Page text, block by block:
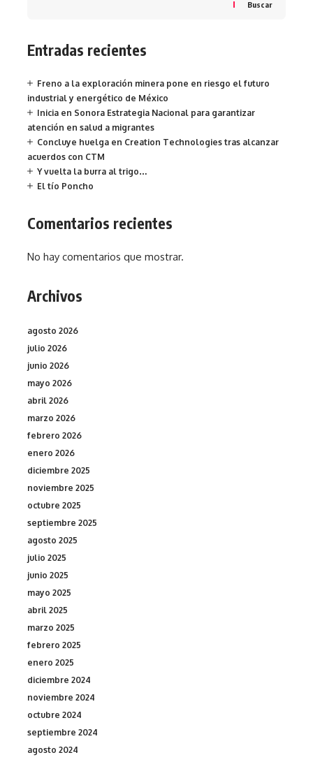
Buscar
Entradas recientes
Freno a la exploración minera pone en riesgo el futuro
industrial y energético de México
Inicia en Sonora Estrategia Nacional para garantizar
atención en salud a migrantes
Concluye huelga en Creation Technologies tras alcanzar
acuerdos con CTM
Y vuelta la burra al trigo…
El tío Poncho
Comentarios recientes
No hay comentarios que mostrar.
Archivos
agosto 2026
julio 2026
junio 2026
mayo 2026
abril 2026
marzo 2026
febrero 2026
enero 2026
diciembre 2025
noviembre 2025
octubre 2025
septiembre 2025
agosto 2025
julio 2025
junio 2025
mayo 2025
abril 2025
marzo 2025
febrero 2025
enero 2025
diciembre 2024
noviembre 2024
octubre 2024
septiembre 2024
agosto 2024